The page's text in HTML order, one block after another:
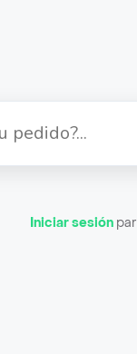
Iniciar sesión